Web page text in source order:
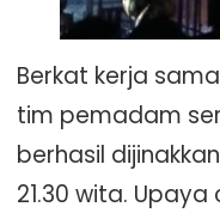
Berkat kerja
tim pemadam
berhasil
21.30 wita.